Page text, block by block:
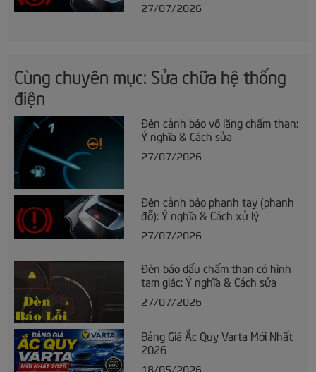
27/07/2026
Cùng chuyên mục: Sửa chữa hệ thống
điện
Đèn cảnh báo vô lăng chấm than:
Ý nghĩa & Cách sửa
27/07/2026
Đèn cảnh báo phanh tay (phanh
đỗ): Ý nghĩa & Cách xử lý
27/07/2026
Đèn báo dấu chấm than có hình
tam giác: Ý nghĩa & Cách sửa
27/07/2026
Bảng Giá Ắc Quy Varta Mới Nhất
2026